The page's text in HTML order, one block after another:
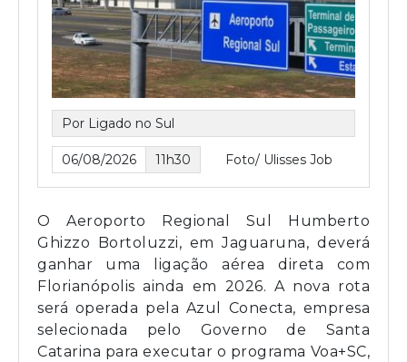
Por Ligado no Sul
06/08/2026 11h30 Foto/ Ulisses Job
O Aeroporto Regional Sul Humberto
Ghizzo Bortoluzzi, em Jaguaruna, deverá
ganhar uma ligação aérea direta com
Florianópolis ainda em 2026. A nova rota
será operada pela Azul Conecta, empresa
selecionada pelo Governo de Santa
Catarina para executar o programa Voa+SC,